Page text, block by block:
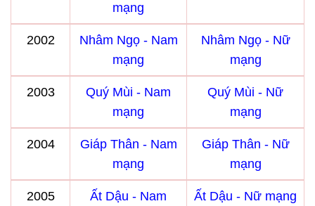
mạng
2002
Nhâm Ngọ - Nam
mạng
Nhâm Ngọ - Nữ
mạng
2003
Quý Mùi - Nam
mạng
Quý Mùi - Nữ
mạng
2004
Giáp Thân - Nam
mạng
Giáp Thân - Nữ
mạng
2005
Ất Dậu - Nam
Ất Dậu - Nữ mạng